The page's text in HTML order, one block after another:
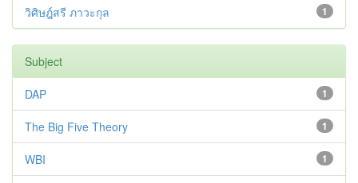
1
วิศิษฎ์สรี ภาวะกุล
Subject
1
DAP
1
The Big Five Theory
1
WBI